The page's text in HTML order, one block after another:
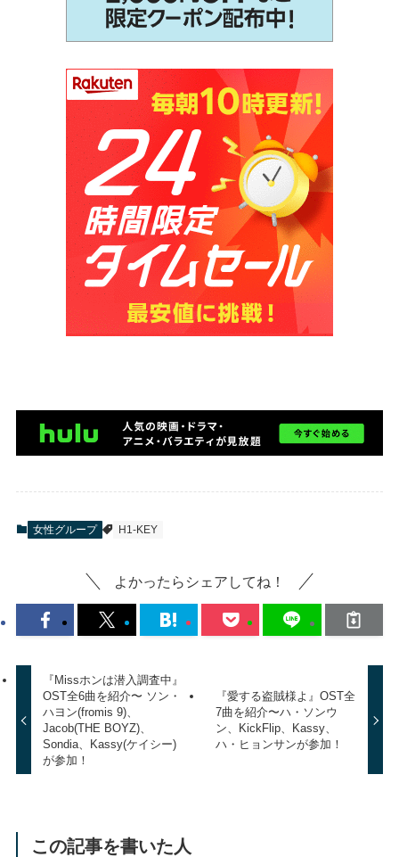
女性グループ H1-KEY
よかったらシェアしてね！
『Missホンは潜入調査中』
OST全6曲を紹介〜 ソン・
ハヨン(fromis 9)、
Jacob(THE BOYZ)、
Sondia、Kassy(ケイシー)
が参加！
『愛する盗賊様よ』OST全
7曲を紹介〜ハ・ソンウ
ン、KickFlip、Kassy、
ハ・ヒョンサンが参加！
この記事を書いた人